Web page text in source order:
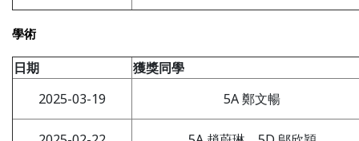
學術
日期
獲獎同學
2025-03-19
5A 鄭文暢